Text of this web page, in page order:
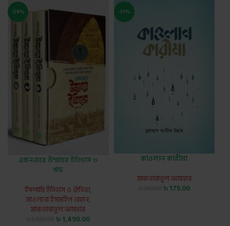
-59%
একনজরে উম্মাহর ইতিহাস ৩
খন্ড
ইসলামি ইতিহাস ও ঐতিহ্য,
মাওলানা ইসমাইল রেহান,
মাকতাবাতুল আযহার
৳1,490.00
-51%
কাওলান কারীমা
মাকতাবাতুল আযহার
৳175.00